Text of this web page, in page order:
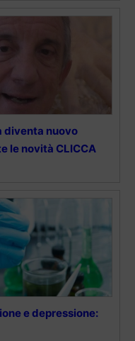
diventa nuovo
le novità CLICCA
e depressione: